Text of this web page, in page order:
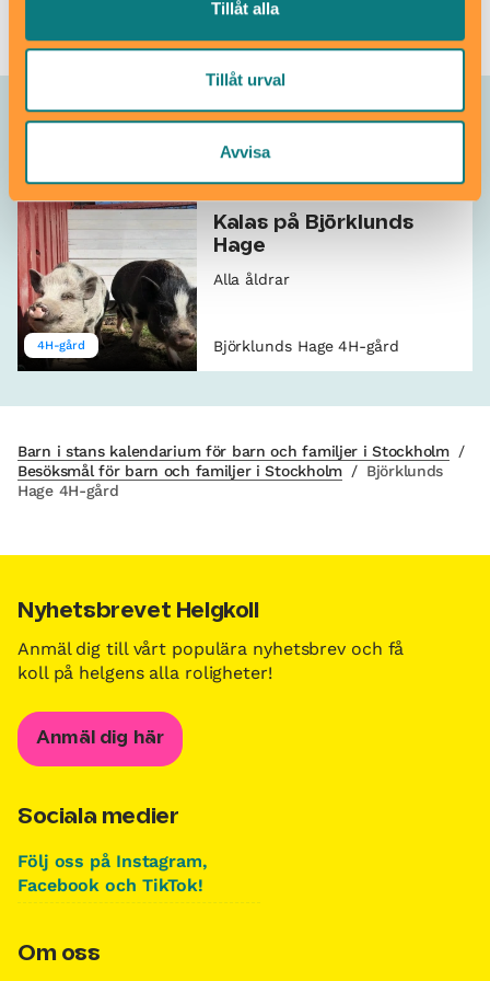
Tillåt alla
Tillåt urval
Avvisa
Allt som händer – Björklunds Hage
4H-gård
4H-gård
Kalas på Björklunds
Hage
Alla åldrar
Björklunds Hage 4H-gård
Barn i stans kalendarium för barn och familjer i Stockholm /
Besöksmål för barn och familjer i Stockholm / Björklunds
Hage 4H-gård
Nyhetsbrevet Helgkoll
Anmäl dig till vårt populära nyhetsbrev och få
koll på helgens alla roligheter!
Anmäl dig här
Sociala medier
Följ oss på Instagram,
Facebook och TikTok!
Om oss